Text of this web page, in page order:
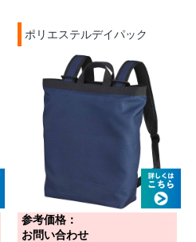
ポリエステルデイパック
参考価格：
お問い合わせ